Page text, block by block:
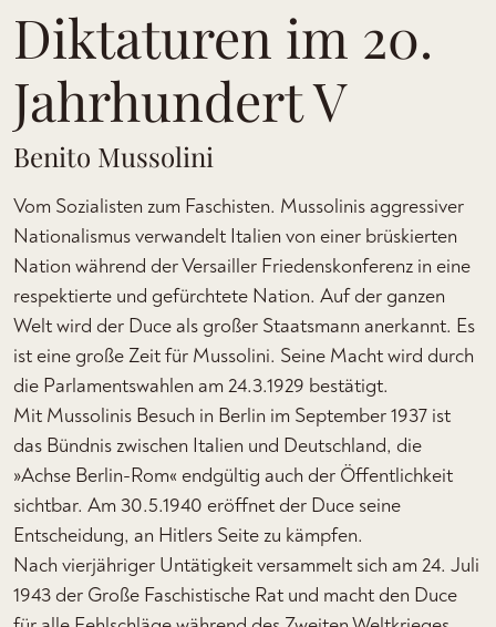
Diktaturen im 20.
Jahrhundert V
Benito Mussolini
Vom Sozialisten zum Faschisten. Mussolinis aggressiver
Nationalismus verwandelt Italien von einer brüskierten
Nation während der Versailler Friedenskonferenz in eine
respektierte und gefürchtete Nation. Auf der ganzen
Welt wird der Duce als großer Staatsmann anerkannt. Es
ist eine große Zeit für Mussolini. Seine Macht wird durch
die Parlamentswahlen am 24.3.1929 bestätigt.
Mit Mussolinis Besuch in Berlin im September 1937 ist
das Bündnis zwischen Italien und Deutschland, die
»Achse Berlin-Rom« endgültig auch der Öffentlichkeit
sichtbar. Am 30.5.1940 eröffnet der Duce seine
Entscheidung, an Hitlers Seite zu kämpfen.
Nach vierjähriger Untätigkeit versammelt sich am 24. Juli
1943 der Große Faschistische Rat und macht den Duce